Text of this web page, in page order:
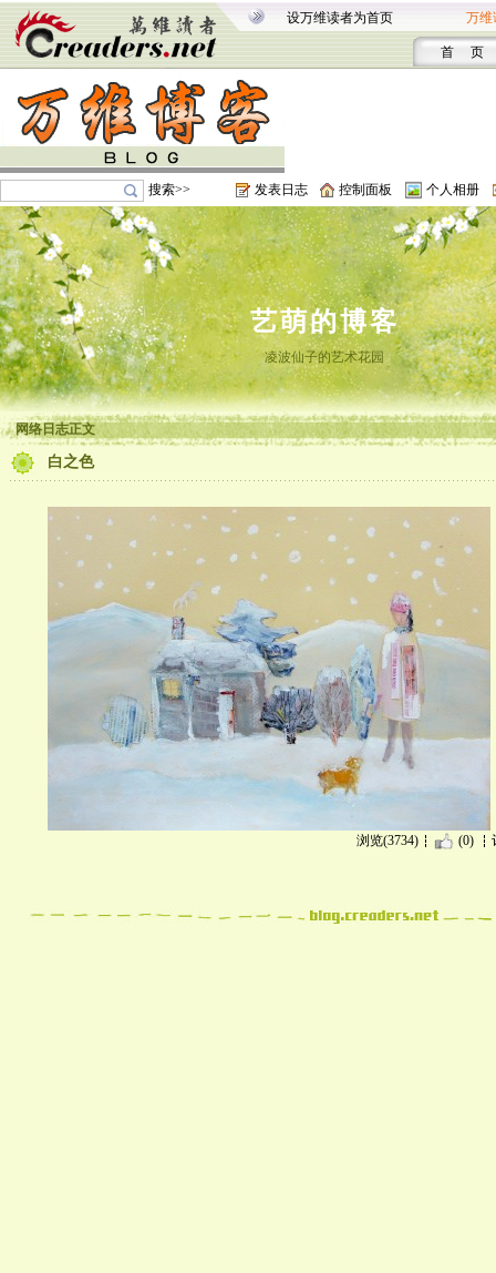
设万维读者为首页 万维
首 页
搜索>> 发表日志 控制面板 个人相册
艺萌的博客
凌波仙子的艺术花园
网络日志正文
白之色
浏览(3734) (0)